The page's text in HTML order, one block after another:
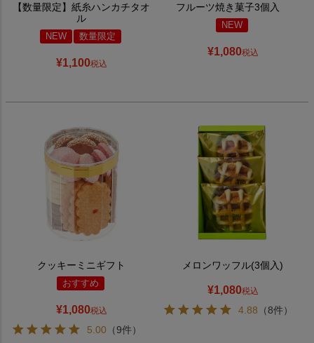
【数量限定】紙糸ハンカチタオ
ル
NEW 数量限定
¥1,100税込
フルーツ焼き菓子3個入
NEW
¥1,080税込
クッキーミニギフト
おすすめ
¥1,080税込
5.00 （9件）
メロンワッフル(3個入)
¥1,080税込
4.88 （8件）